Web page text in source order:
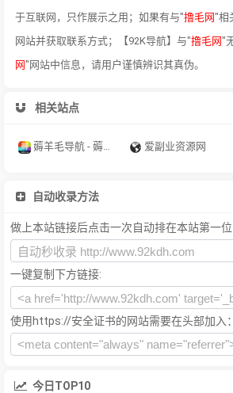
于互联网，只作展示之用；如果有与"撸毛网"相
网站并获取联系方式；【92K导航】与"撸毛网"
网"网站中信息，请用户谨慎辨识其真伪。
相关站点
薅羊毛导航 - 薅羊毛就上薅羊毛导航 爱副业资源网
自动收录方法
做上本站链接后点击一次自动排在本站第一位
一键复制下方链接:
使用https://安全证书的网站需要在头部加入：
今日TOP10